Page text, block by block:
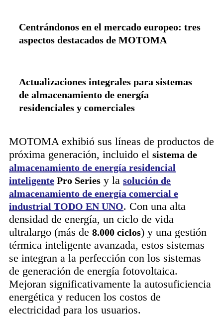
Centrándonos en el mercado europeo: tres
aspectos destacados de MOTOMA
Actualizaciones integrales para sistemas
de almacenamiento de energía
residenciales y comerciales
MOTOMA exhibió sus líneas de productos de
próxima generación, incluido el sistema de
almacenamiento de energía residencial
inteligente Pro Series y la solución de
almacenamiento de energía comercial e
industrial TODO EN UNO. Con una alta
densidad de energía, un ciclo de vida
ultralargo (más de 8.000 ciclos) y una gestión
térmica inteligente avanzada, estos sistemas
se integran a la perfección con los sistemas
de generación de energía fotovoltaica.
Mejoran significativamente la autosuficiencia
energética y reducen los costos de
electricidad para los usuarios.